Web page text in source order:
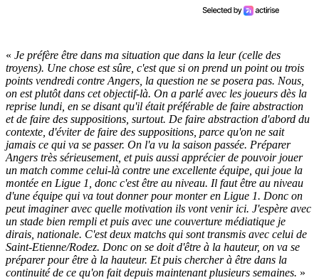
« Je préfère être dans ma situation que dans la leur (celle des
troyens). Une chose est sûre, c'est que si on prend un point ou trois
points vendredi contre Angers, la question ne se posera pas. Nous,
on est plutôt dans cet objectif-là. On a parlé avec les joueurs dès la
reprise lundi, en se disant qu'il était préférable de faire abstraction
et de faire des suppositions, surtout. De faire abstraction d'abord du
contexte, d'éviter de faire des suppositions, parce qu'on ne sait
jamais ce qui va se passer. On l'a vu la saison passée. Préparer
Angers très sérieusement, et puis aussi apprécier de pouvoir jouer
un match comme celui-là contre une excellente équipe, qui joue la
montée en Ligue 1, donc c'est être au niveau. Il faut être au niveau
d'une équipe qui va tout donner pour monter en Ligue 1. Donc on
peut imaginer avec quelle motivation ils vont venir ici. J'espère avec
un stade bien rempli et puis avec une couverture médiatique je
dirais, nationale. C'est deux matchs qui sont transmis avec celui de
Saint-Etienne/Rodez. Donc on se doit d'être à la hauteur, on va se
préparer pour être à la hauteur. Et puis chercher à être dans la
continuité de ce qu'on fait depuis maintenant plusieurs semaines. »